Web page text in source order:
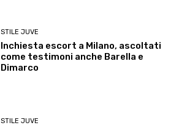
STILE JUVE
Inchiesta escort a Milano, ascoltati
come testimoni anche Barella e
Dimarco
STILE JUVE